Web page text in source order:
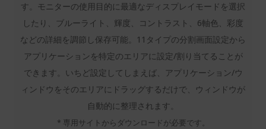
す。モニターの使用目的に最適なディスプレイモードを選択
したり、ブルーライト、輝度、コントラスト、6軸色、彩度
などの詳細を調節し保存可能。11タイプの分割画面設定から
アプリケーションを特定のエリアに設定/割り当てることが
できます。いちど設定してしまえば、アプリケーション/ウ
ィンドウをそのエリアにドラッグするだけで、ウィンドウが
自動的に整理されます。
* 専用サイトからダウンロードが必要です。